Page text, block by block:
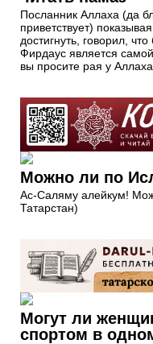
Посланник Аллаха (да
приветствует)
достигнуть, говорил,
Фирдаус является
вы просите рая у
Можно ли по
Ас-Саляму алейкум!
Татарстан)
Могут ли
спортом в